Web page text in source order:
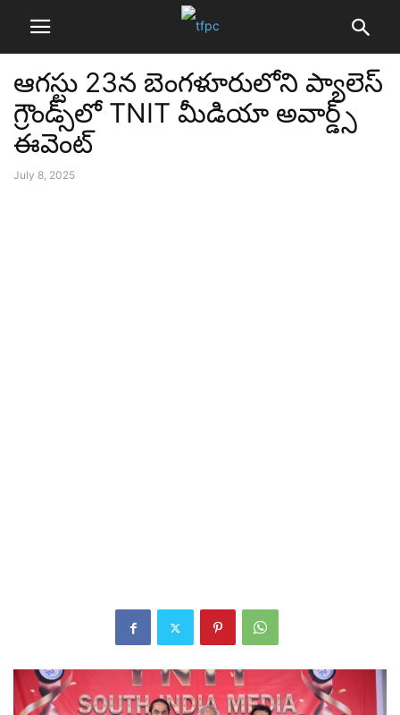
ఆగస్టు 23న బెంగళూరులోని ప్యాలెస్
గ్రౌండ్స్‌లో TNIT మీడియా అవార్డ్స్
ఈవెంట్‌
July 8, 2025